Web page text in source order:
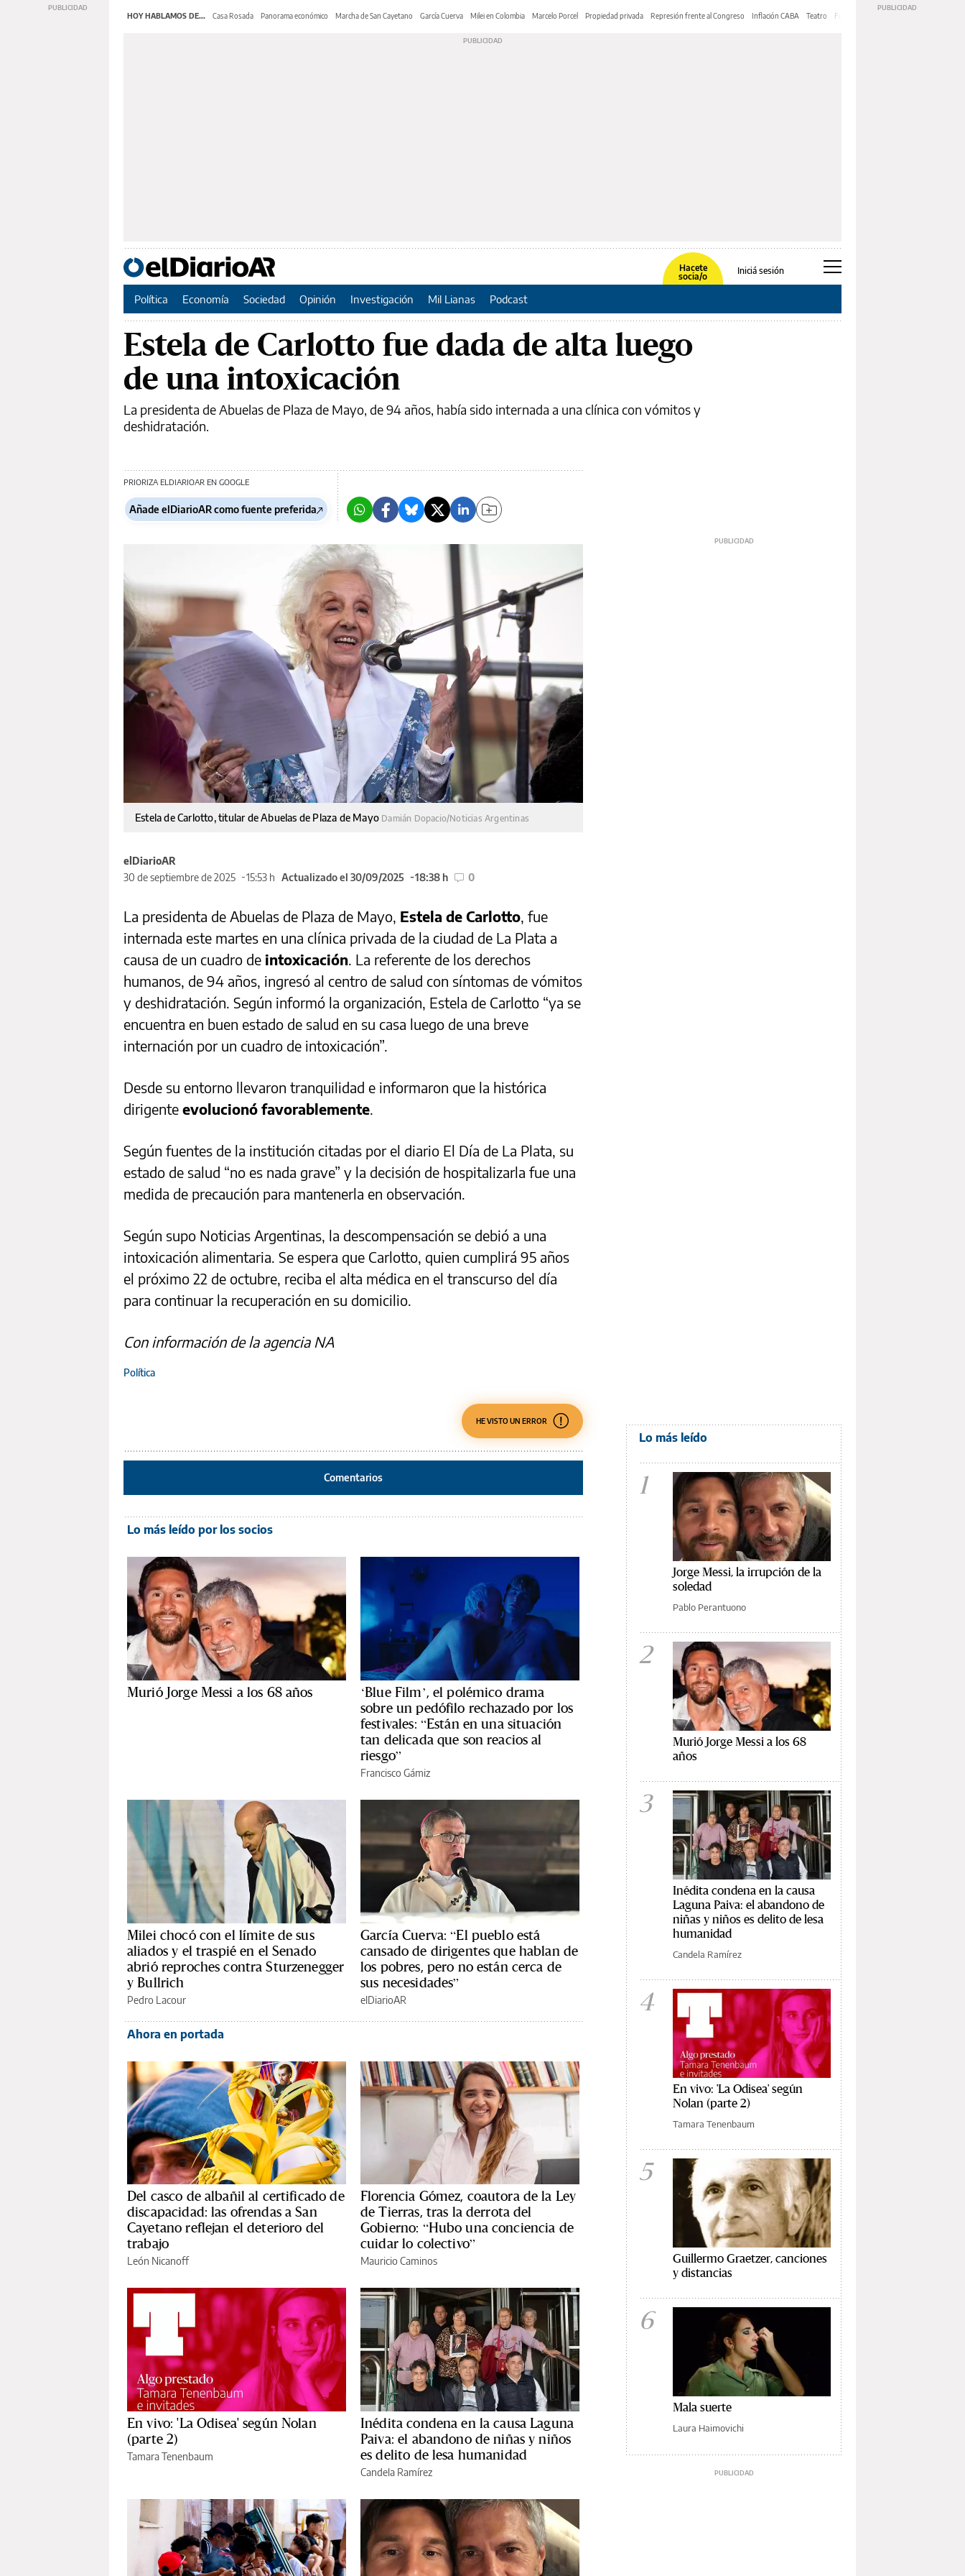
HOY HABLAMOS DE... Casa Rosada Panorama económico Marcha de San Cayetano García Cuerva Milei en Colombia Marcelo Porcel Propiedad privada Represión frente al Congreso Inflación CABA Teatro Feria de Editores
Hacete
socia/o
Iniciá sesión
Política Economía Sociedad Opinión Investigación Mil Lianas Podcast
Estela de Carlotto fue dada de alta luego
de una intoxicación
La presidenta de Abuelas de Plaza de Mayo, de 94 años, había sido internada a una clínica con vómitos y
deshidratación.
PRIORIZA ELDIARIOAR EN GOOGLE
Añade elDiarioAR como fuente preferida
Estela de Carlotto, titular de Abuelas de Plaza de Mayo Damián Dopacio/Noticias Argentinas
elDiarioAR
30 de septiembre de 2025
15:53 h Actualizado el 30/09/2025 18:38 h 0
La presidenta de Abuelas de Plaza de Mayo, Estela de Carlotto, fue
internada este martes en una clínica privada de la ciudad de La Plata a
causa de un cuadro de intoxicación. La referente de los derechos
humanos, de 94 años, ingresó al centro de salud con síntomas de vómitos
y deshidratación. Según informó la organización, Estela de Carlotto “ya se
encuentra en buen estado de salud en su casa luego de una breve
internación por un cuadro de intoxicación”.
Desde su entorno llevaron tranquilidad e informaron que la histórica
dirigente evolucionó favorablemente.
Según fuentes de la institución citadas por el diario El Día de La Plata, su
estado de salud “no es nada grave” y la decisión de hospitalizarla fue una
medida de precaución para mantenerla en observación.
Según supo Noticias Argentinas, la descompensación se debió a una
intoxicación alimentaria. Se espera que Carlotto, quien cumplirá 95 años
el próximo 22 de octubre, reciba el alta médica en el transcurso del día
para continuar la recuperación en su domicilio.
Con información de la agencia NA
Política
HE VISTO UN ERROR
Comentarios
Lo más leído por los socios
Murió Jorge Messi a los 68 años
‘Blue Film’, el polémico drama
sobre un pedófilo rechazado por los
festivales: “Están en una situación
tan delicada que son reacios al
riesgo”
Francisco Gámiz
Milei chocó con el límite de sus
aliados y el traspié en el Senado
abrió reproches contra Sturzenegger
y Bullrich
Pedro Lacour
García Cuerva: “El pueblo está
cansado de dirigentes que hablan de
los pobres, pero no están cerca de
sus necesidades”
elDiarioAR
Ahora en portada
Del casco de albañil al certificado de
discapacidad: las ofrendas a San
Cayetano reflejan el deterioro del
trabajo
León Nicanoff
Florencia Gómez, coautora de la Ley
de Tierras, tras la derrota del
Gobierno: “Hubo una conciencia de
cuidar lo colectivo”
Mauricio Caminos
En vivo: 'La Odisea' según Nolan
(parte 2)
Tamara Tenenbaum
Inédita condena en la causa Laguna
Paiva: el abandono de niñas y niños
es delito de lesa humanidad
Candela Ramírez
Lo más leído
1
Jorge Messi, la irrupción de la
soledad
Pablo Perantuono
2
Murió Jorge Messi a los 68
años
3
Inédita condena en la causa
Laguna Paiva: el abandono de
niñas y niños es delito de lesa
humanidad
Candela Ramírez
4
En vivo: 'La Odisea' según
Nolan (parte 2)
Tamara Tenenbaum
5
Guillermo Graetzer, canciones
y distancias
6
Mala suerte
Laura Haimovichi